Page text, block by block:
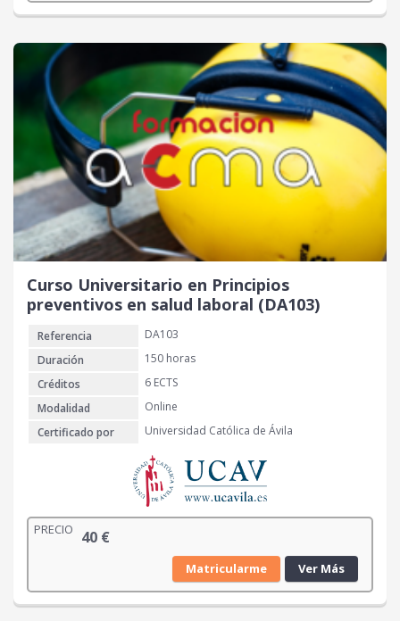
Curso Universitario en Principios
preventivos en salud laboral (DA103)
Referencia
DA103
Duración
150 horas
Créditos
6 ECTS
Modalidad
Online
Certificado por
Universidad Católica de Ávila
PRECIO 40 €
Matricularme Ver Más